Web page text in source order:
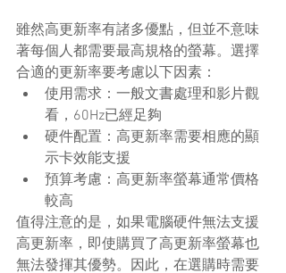
雖然高更新率有諸多優點，但並不意味
著每個人都需要最高規格的螢幕。選擇
合適的更新率要考慮以下因素：
使用需求：一般文書處理和影片觀
看，60Hz已經足夠
硬件配置：高更新率需要相應的顯
示卡效能支援
預算考慮：高更新率螢幕通常價格
較高
值得注意的是，如果電腦硬件無法支援
高更新率，即使購買了高更新率螢幕也
無法發揮其優勢。因此，在選購時需要